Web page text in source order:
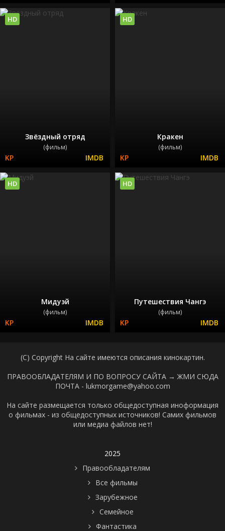
Звёздный отряд
(фильм)
HD
Кракен
(фильм)
HD
Мидуэй
(фильм)
HD
Путешествия Чангэ
(фильм)
HD
(C) Copyright На сайте имеются описания кинокартин.
ПРАВООБЛАДАТЕЛЯМ И ПО ВОПРОСУ САЙТА → ЖМИ СЮДА
ПОЧТА - lukmorgame@yahoo.com
На сайте размещается только общедоступная иноформация
о фильмах - из общедоступных источников! Самих фильмов
или медиа файлов нет!
2025
Правообладателям
Все фильмы
Зарубежное
Семейное
Фантастика